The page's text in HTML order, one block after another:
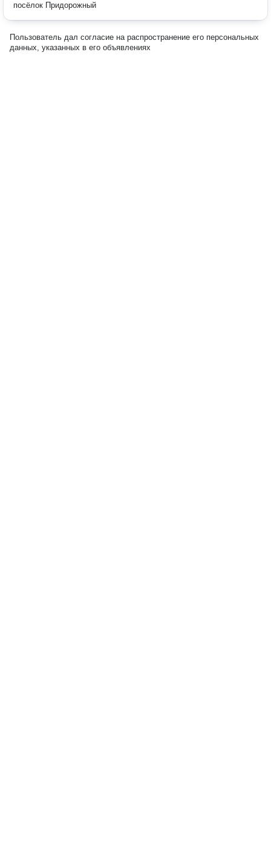
посёлок Придорожный
Пользователь дал согласие на распространение его персональных
данных, указанных в его объявлениях